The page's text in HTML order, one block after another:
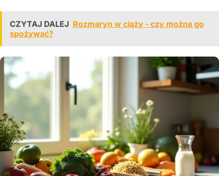
CZYTAJ DALEJ Rozmaryn w ciąży - czy można go
spożywać?